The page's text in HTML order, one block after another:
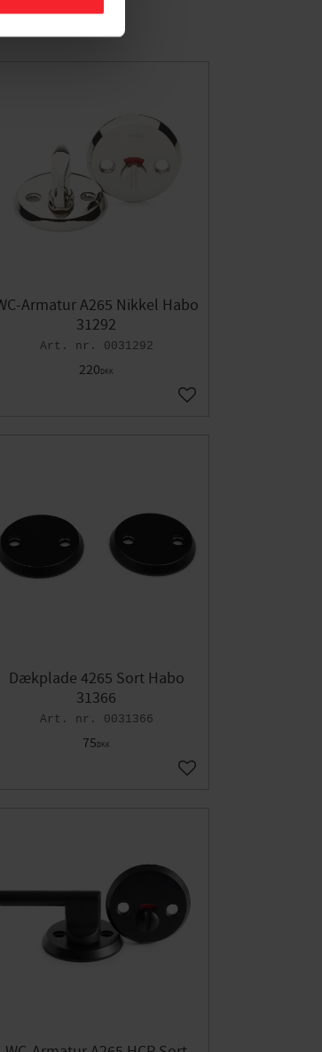
Armatur A265 Nikkel Habo
31292
0031292
220DKK
Gem som favorit
Dækplade 4265 Sort Habo
31366
0031366
75DKK
Gem som favorit